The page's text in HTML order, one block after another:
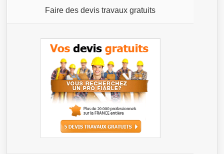
Faire des devis travaux gratuits